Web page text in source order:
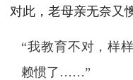
对此，老母亲无奈又
“我教育不对，样
赖惯了……”